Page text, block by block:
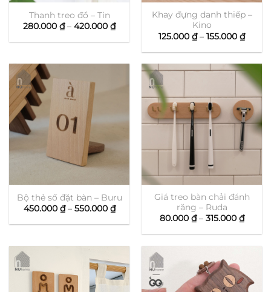
Thanh treo đồ – Tin
280.000 ₫ – 420.000 ₫Khoảng
giá:
từ
420.000 ₫
Khay đựng danh thiếp –
Kino
125.000 ₫ – 155.000 ₫
giá:
từ
đến
Bộ thẻ số đặt bàn – Buru
450.000 ₫ – 550.000 ₫Khoảng
giá:
từ
550.000 ₫
Giá treo bàn chải đánh
răng – Ruda
80.000 ₫ – 315.000 ₫
giá:
từ